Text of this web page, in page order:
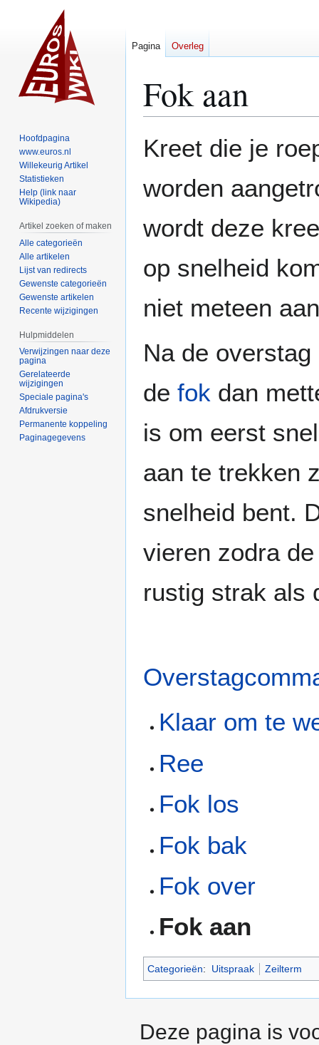
Fok aan
navigatie
zoeken
Kreet die je
worden
wordt deze
op snelheid
niet meteen
Na de
de fok dan
is om eerst
aan te trekken
snelheid bent.
vieren zodra
rustig strak als
Klaar om te
Ree
Fok los
Fok bak
Fok over
Fok aan
Categorieën: Uitspraak Zeilterm
Pagina Overleg
Hoofdpagina
www.euros.nl
Willekeurig Artikel
Statistieken
Help (link naar
Wikipedia)
Artikel zoeken of maken
Alle categorieën
Alle artikelen
Lijst van redirects
Gewenste categorieën
Gewenste artikelen
Recente wijzigingen
Hulpmiddelen
Verwijzingen naar deze
pagina
Gerelateerde
wijzigingen
Speciale pagina's
Afdrukversie
Permanente koppeling
Paginagegevens
Deze pagina is